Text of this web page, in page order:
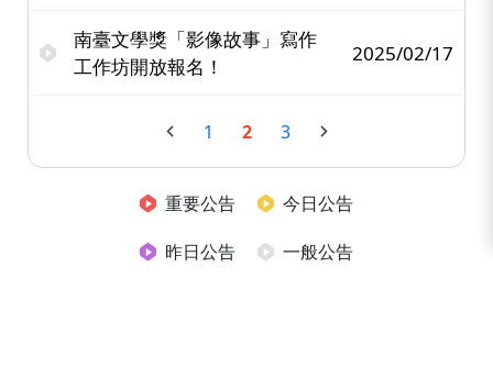
南臺文學獎「影像故事」寫作
工作坊開放報名！
2025/02/17
1 2 3
重要公告
今日公告
昨日公告
一般公告